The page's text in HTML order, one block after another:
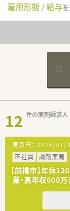
雇用形態 / 給与
12 件の薬剤師求人
更新日： 2026/07/
正社員
調剤薬局
【前橋市】年休
業・高年収600